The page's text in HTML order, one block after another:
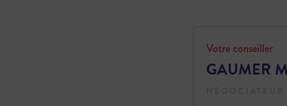
Votre conseiller
GAUMER